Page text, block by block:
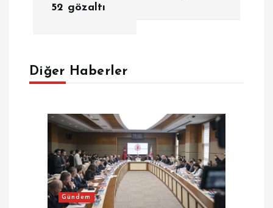
e
52 gözaltı
Diğer Haberler
Gündem